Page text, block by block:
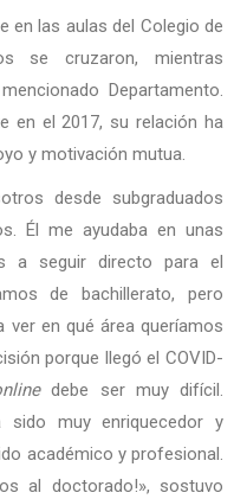
en las aulas del Colegio de
se cruzaron, mientras
Departamento.
en el 2017, su relación ha
y motivación mutua.
desde subgraduados
Él me ayudaba en unas
a seguir directo para el
de bachillerato, pero
ver en qué área queríamos
porque llegó el COVID-
debe ser muy difícil.
sido muy enriquecedor y
académico y profesional.
al doctorado!», sostuvo